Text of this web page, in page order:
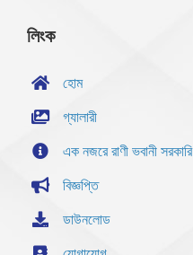
লিংক
হোম
গ্যালারী
এক নজরে রাণী ভবানী সরকারি
বিজ্ঞপ্তি
ডাউনলোড